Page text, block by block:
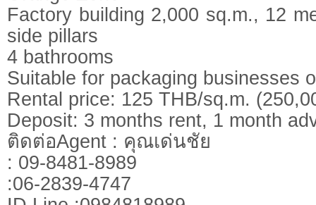
Factory building 2,000 sq.m., 12
side pillars
4 bathrooms
Suitable for packaging businesses
Rental price: 125 THB/sq.m.
Deposit: 3 months rent, 1 month
ติดต่อAgent : คุณเด่นชัย
: 09-8481-8989
:06-2839-4747